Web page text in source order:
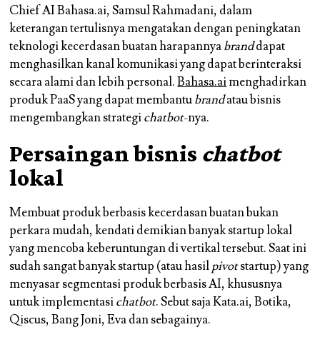
Chief AI Bahasa.ai, Samsul Rahmadani, dalam
keterangan tertulisnya mengatakan dengan peningkatan
teknologi kecerdasan buatan harapannyabranddapat
menghasilkan kanal komunikasi yang dapat berinteraksi
secara alami dan lebih personal.Bahasa.aimenghadirkan
produk PaaS yang dapat membantubrandatau bisnis
mengembangkan strategichatbot-nya.
Persaingan bisnis chatbot
lokal
Membuat produk berbasis kecerdasan buatan bukan
perkara mudah, kendati demikian banyak startup lokal
yang mencoba keberuntungan di vertikal tersebut. Saat ini
sudah sangat banyak startup (atau hasilpivotstartup) yang
menyasar segmentasi produk berbasis AI, khususnya
untuk implementasichatbot. Sebut saja Kata.ai, Botika,
Qiscus, Bang Joni, Eva dan sebagainya.